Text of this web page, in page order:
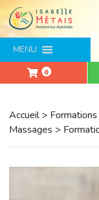
MENU
0
Accueil>
Massages >